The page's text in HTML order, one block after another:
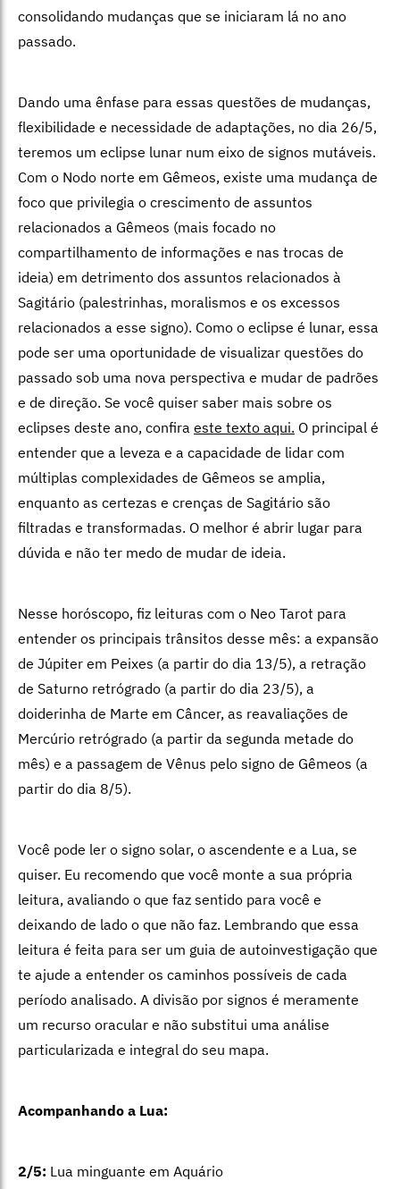
consolidando mudanças que se iniciaram lá no ano
passado.
Dando uma ênfase para essas questões de mudanças,
flexibilidade e necessidade de adaptações, no dia 26/5,
teremos um eclipse lunar num eixo de signos mutáveis.
Com o Nodo norte em Gêmeos, existe uma mudança de
foco que privilegia o crescimento de assuntos
relacionados a Gêmeos (mais focado no
compartilhamento de informações e nas trocas de
ideia) em detrimento dos assuntos relacionados à
Sagitário (palestrinhas, moralismos e os excessos
relacionados a esse signo). Como o eclipse é lunar, essa
pode ser uma oportunidade de visualizar questões do
passado sob uma nova perspectiva e mudar de padrões
e de direção. Se você quiser saber mais sobre os
eclipses deste ano, confira este texto aqui. O principal é
entender que a leveza e a capacidade de lidar com
múltiplas complexidades de Gêmeos se amplia,
enquanto as certezas e crenças de Sagitário são
filtradas e transformadas. O melhor é abrir lugar para
dúvida e não ter medo de mudar de ideia.
Nesse horóscopo, fiz leituras com o Neo Tarot para
entender os principais trânsitos desse mês: a expansão
de Júpiter em Peixes (a partir do dia 13/5), a retração
de Saturno retrógrado (a partir do dia 23/5), a
doiderinha de Marte em Câncer, as reavaliações de
Mercúrio retrógrado (a partir da segunda metade do
mês) e a passagem de Vênus pelo signo de Gêmeos (a
partir do dia 8/5).
Você pode ler o signo solar, o ascendente e a Lua, se
quiser. Eu recomendo que você monte a sua própria
leitura, avaliando o que faz sentido para você e
deixando de lado o que não faz. Lembrando que essa
leitura é feita para ser um guia de autoinvestigação que
te ajude a entender os caminhos possíveis de cada
período analisado. A divisão por signos é meramente
um recurso oracular e não substitui uma análise
particularizada e integral do seu mapa.
Acompanhando a Lua:
2/5: Lua minguante em Aquário